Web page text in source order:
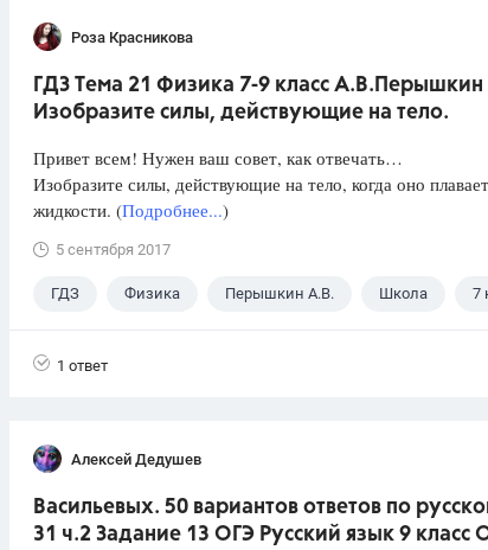
Роза Красникова
ГДЗ Тема 21 Физика 7-9 класс
Изобразите силы, действующие на тело.
Привет всем! Нужен ваш совет, как отвечать…
Изобразите силы, действующие на тело, когда оно
жидкости. (Подробнее...)
5 сентября 2017
ГДЗ Физика Перышкин А.В. Школа 7
1 ответ
Алексей Дедушев
Васильевых. 50 вариантов ответов по
31 ч.2 Задание 13 ОГЭ Русский язык 9